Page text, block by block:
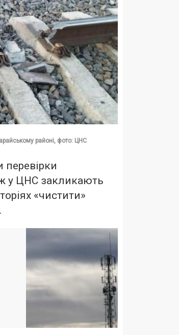
районі, фото: ЦНС
перевірки
у ЦНС закликають
«чистити»